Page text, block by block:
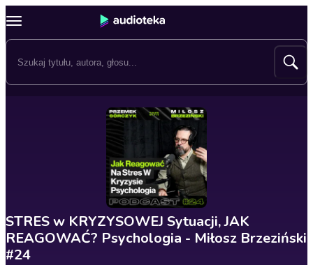
STRES w KRYZYSOWEJ Sytuacji, JAK
REAGOWAĆ? Psychologia - Miłosz Brzeziński
#24